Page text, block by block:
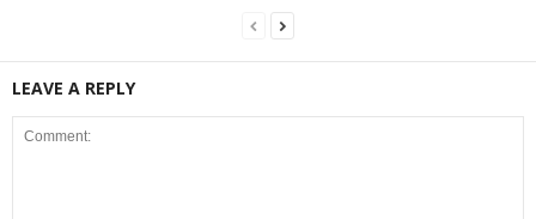
LEAVE A REPLY